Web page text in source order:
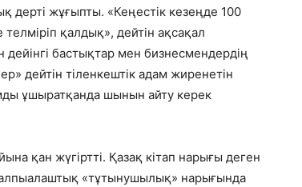
дерті жұғыпты. «Кеңестік кезеңде 100
қалдық», дейтін ақсақал
бастықтар мен бизнесмендердің
дейтін тіленкештік адам жиренетін
ұшыратқанда шынын айту керек
қан жүгіртті. Қазақ кітап нарығы деген
«тұтынушылық» нарығында